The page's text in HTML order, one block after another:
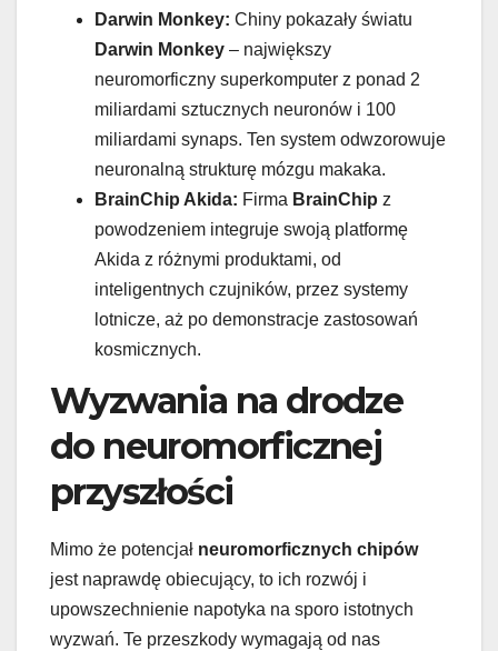
Darwin Monkey: Chiny pokazały światu
Darwin Monkey – największy
neuromorficzny superkomputer z ponad 2
miliardami sztucznych neuronów i 100
miliardami synaps. Ten system odwzorowuje
neuronalną strukturę mózgu makaka.
BrainChip Akida: Firma BrainChip z
powodzeniem integruje swoją platformę
Akida z różnymi produktami, od
inteligentnych czujników, przez systemy
lotnicze, aż po demonstracje zastosowań
kosmicznych.
Wyzwania na drodze
do neuromorficznej
przyszłości
Mimo że potencjał neuromorficznych chipów
jest naprawdę obiecujący, to ich rozwój i
upowszechnienie napotyka na sporo istotnych
wyzwań. Te przeszkody wymagają od nas